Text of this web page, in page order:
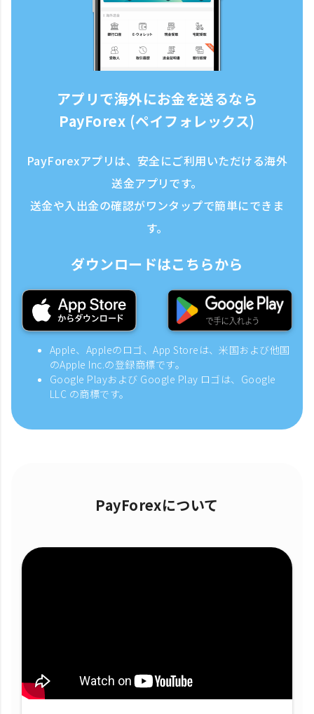
アプリで海外にお金を送るなら
PayForex (ペイフォレックス)
PayForexアプリは、安全にご利用いただける海外
送金アプリです。
送金や入出金の確認がワンタップで簡単にできま
す。
ダウンロードはこちらから
Apple、Appleのロゴ、App Storeは、米国および他国
のApple Inc.の登録商標です。
Google Playおよび Google Play ロゴは、Google
LLC の商標です。
PayForexについて